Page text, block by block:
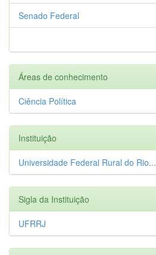
Senado Federal
Áreas de conhecimento
Ciência Política
Instituição
Universidade Federal Rural do Rio...
Sigla da Instituição
UFRRJ